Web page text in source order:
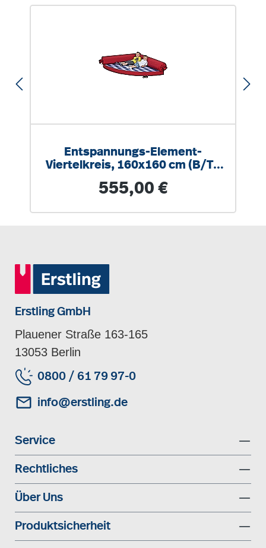
Entspannungs-Element-
Viertelkreis, 160x160 cm (B/T),
Regulärer Preis:
555,00 €
Erstling GmbH
Plauener Straße 163-165
13053 Berlin
0800 / 61 79 97-0
info@erstling.de
Service
Rechtliches
Über Uns
Produktsicherheit